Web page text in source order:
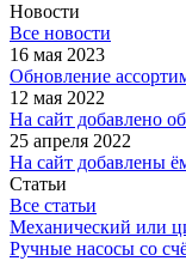
Новости
Все новости
16 мая 2023
Обновление
12 мая 2022
На сайт добавлено
25 апреля 2022
На сайт добавлены
Статьи
Все статьи
Механический или
Ручные насосы со